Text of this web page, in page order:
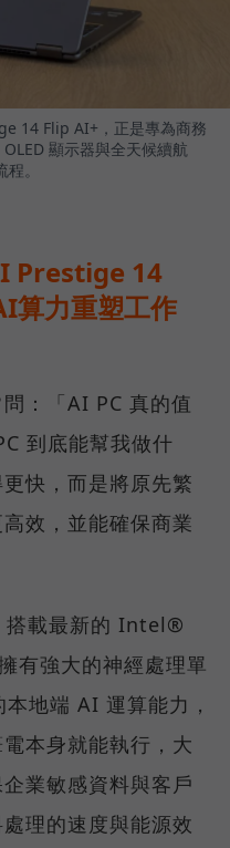
14 Flip AI+，正是專為商務
顯示器與全天候續航
。
Prestige 14
算力重塑工作
：「AI PC 真的值
到底能幫我做什
快，而是將原先繁
效，並能確保商業
載最新的 Intel®
有強大的神經處理單
地端 AI 運算能力，
本身就能執行，大
業敏感資料與客戶
理的速度與能源效